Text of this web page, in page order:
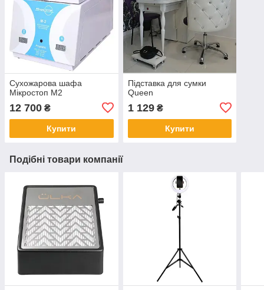
Сухожарова шафа
Мікростоп М2
12 700 ₴
Купити
Підставка для сумки
Queen
1 129₴
Купити
Подібні товари компанії